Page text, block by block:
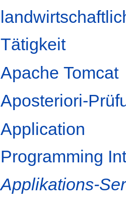
Tätigkeit
Apache Tomcat
Aposteriori-
Application
Programming
Applikations-